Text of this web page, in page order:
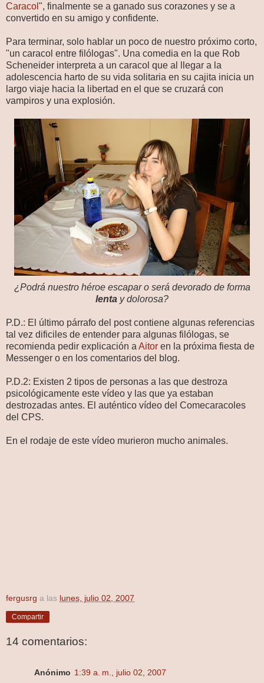
Caracol ", finalmente se a ganado sus corazones y se a
convertido en su amigo y confidente.
Para terminar, solo hablar un poco de nuestro próximo corto,
"un caracol entre filólogas". Una comedia en la que Rob
Scheneider interpreta a un caracol que al llegar a la
adolescencia harto de su vida solitaria en su cajita inicia un
largo viaje hacia la libertad en el que se cruzará con
vampiros y una explosión.
¿Podrá nuestro héroe escapar o será devorado de forma
lenta y dolorosa?
P.D.: El último párrafo del post contiene algunas referencias
tal vez dificiles de entender para algunas filólogas, se
recomienda pedir explicación a Aitor en la próxima fiesta de
Messenger o en los comentarios del blog.
P.D.2: Existen 2 tipos de personas a las que destroza
psicológicamente este vídeo y las que ya estaban
destrozadas antes. El auténtico vídeo del Comecaracoles
del CPS.
En el rodaje de este vídeo murieron mucho animales.
fergusrg a las lunes, julio 02, 2007
Compartir
14 comentarios:
Anónimo 1:39 a. m., julio 02, 2007